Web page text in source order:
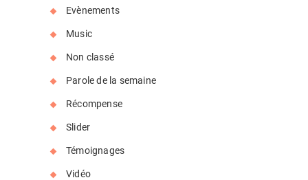
Evènements
Music
Non classé
Parole de la semaine
Récompense
Slider
Témoignages
Vidéo